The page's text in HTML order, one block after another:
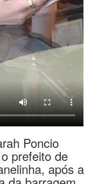
Poncio
prefeito de
após a